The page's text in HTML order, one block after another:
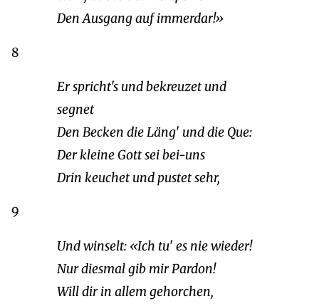
Den Ausgang auf immerdar!»
8
Er spricht's und bekreuzet und
segnet
Den Becken die Läng' und die Que:
Der kleine Gott sei bei-uns
Drin keuchet und pustet sehr,
9
Und winselt: «Ich tu' es nie wieder!
Nur diesmal gib mir Pardon!
Will dir in allem gehorchen,